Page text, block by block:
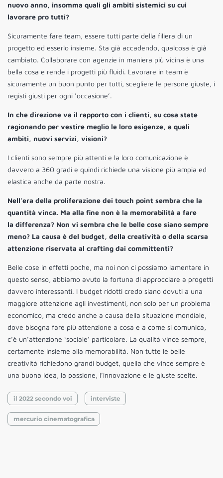
nuovo anno, insomma quali gli ambiti sistemici su cui
lavorare pro tutti?
Sicuramente fare team, essere tutti parte della filiera di un
progetto ed esserlo insieme. Sta già accadendo, qualcosa è già
cambiato. Collaborare con agenzie in maniera più vicina è una
bella cosa e rende i progetti più fluidi. Lavorare in team è
sicuramente un buon punto per tutti, scegliere le persone giuste, i
registi giusti per ogni ‘occasione’.
In che direzione va il rapporto con i clienti, su cosa state
ragionando per vestire meglio le loro esigenze, a quali
ambiti, nuovi servizi, visioni?
I clienti sono sempre più attenti e la loro comunicazione è
davvero a 360 gradi e quindi richiede una visione più ampia ed
elastica anche da parte nostra.
Nell’era della proliferazione dei touch point sembra che la
quantità vinca. Ma alla fine non è la memorabilità a fare
la differenza? Non vi sembra che le belle cose siano sempre
meno? La causa è del budget, della creatività o della scarsa
attenzione riservata al crafting dai committenti?
Belle cose in effetti poche, ma noi non ci possiamo lamentare in
questo senso, abbiamo avuto la fortuna di approcciare a progetti
davvero interessanti. I budget ridotti credo siano dovuti a una
maggiore attenzione agli investimenti, non solo per un problema
economico, ma credo anche a causa della situazione mondiale,
dove bisogna fare più attenzione a cosa e a come si comunica,
c’è un’attenzione ‘sociale’ particolare. La qualità vince sempre,
certamente insieme alla memorabilità. Non tutte le belle
creatività richiedono grandi budget, quella che vince sempre è
una buona idea, la passione, l’innovazione e le giuste scelte.
il 2022 secondo voi interviste
mercurio cinematografica